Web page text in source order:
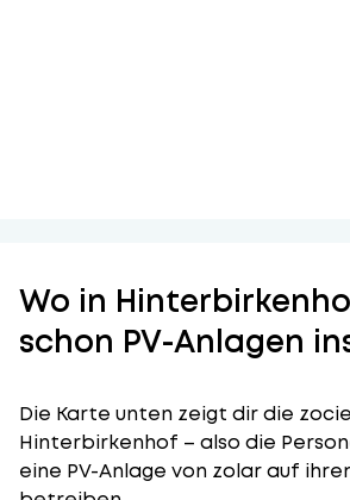
Wo in
schon PV-Anlagen
Die Karte unten zeigt dir die
Hinterbirkenhof – also die
eine PV-Anlage von zolar auf